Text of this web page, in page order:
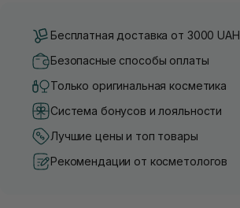
Бесплатная доставка от 3000 UAH
Безопасные способы оплаты
Только оригинальная косметика
Система бонусов и лояльности
Лучшие цены и топ товары
Рекомендации от косметологов